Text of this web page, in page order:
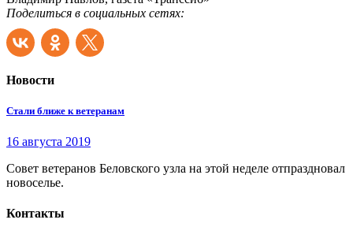
Поделиться в социальных сетях:
Новости
Стали ближе к ветеранам
16 августа 2019
Совет ветеранов Беловского узла на этой неделе отпраздновал
новоселье.
Контакты